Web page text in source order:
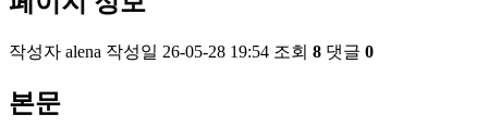
작성자 alena 작성일 26-05-28 19:54 조회 8 댓글 0
본문